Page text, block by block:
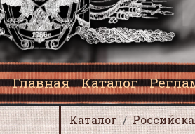
Главная Каталог
Каталог